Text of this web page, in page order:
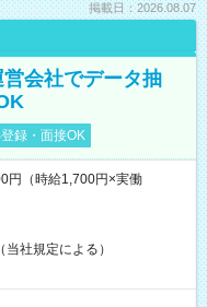
掲載日：2026.08.07
会社でデータ抽
録・面接OK
円（時給1,700円×実働
社規定による）